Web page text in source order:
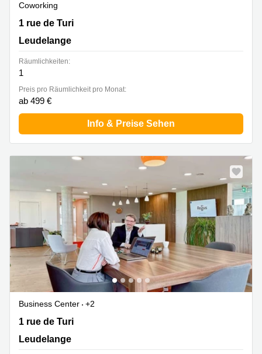
Coworking
1 rue de Turi, Leudelange
1 rue de Turi
Leudelange
Räumlichkeiten:
1
Preis pro Räumlichkeit pro Monat:
ab 499 €
Info & Preise Sehen
Business Center
+2
1 rue de Turi, Leudelange
1 rue de Turi
Leudelange